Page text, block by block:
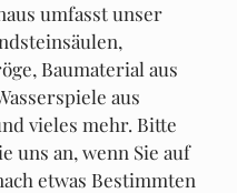
umfasst unser
Baumaterial aus
aus
vieles mehr. Bitte
uns an, wenn Sie auf
etwas Bestimmten